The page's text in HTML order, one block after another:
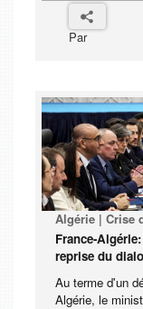
Par
Algérie | Crise
France-
reprise du
Au terme d'un
Algérie, le